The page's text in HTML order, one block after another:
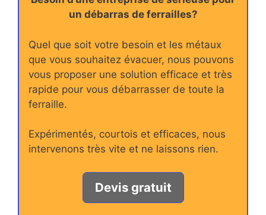
un débarras de ferrailles?
Quel que soit votre besoin et les métaux
que vous souhaitez évacuer, nous pouvons
vous proposer une solution efficace et très
rapide pour vous débarrasser de toute la
ferraille.
Expérimentés, courtois et efficaces, nous
intervenons très vite et ne laissons rien.
Devis gratuit